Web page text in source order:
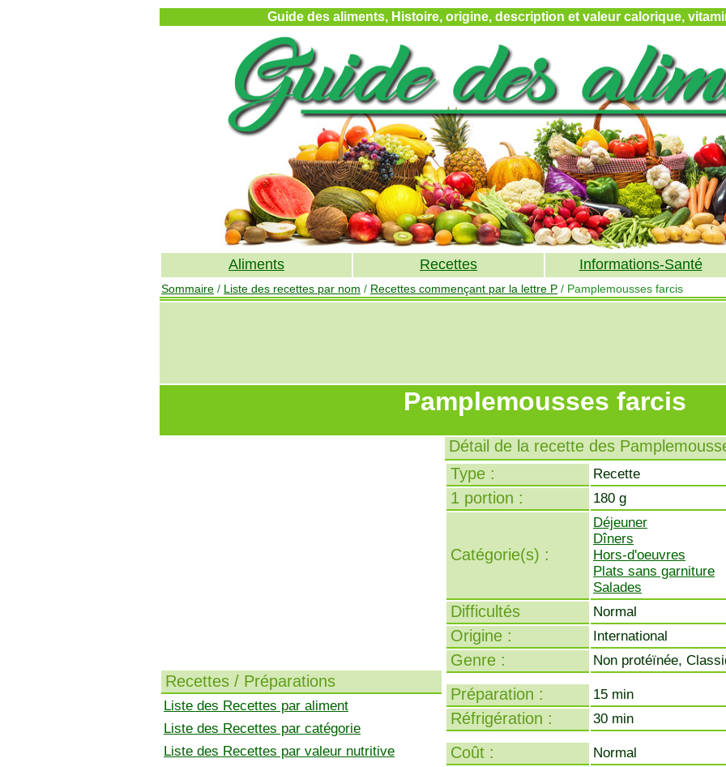
Guide des aliments, Histoire, origine, description et valeur calorique,
Aliments Recettes Informations-Santé
Sommaire / Liste des recettes par nom / Recettes commençant par la lettre P / Pamplemousses farcis
Pamplemousses farcis
Recettes / Préparations
Liste des Recettes par aliment
Liste des Recettes par catégorie
Liste des Recettes par valeur nutritive
Détail de la recette des
Type :
Recette
1 portion : 180 g
Catégorie(s) :
Déjeuner
Dîners
Hors-d'oeuvres
Plats sans garniture
Salades
Difficultés Normal
Origine : International
Genre : Non protéïnée,
Préparation : 15 min
Réfrigération : 30 min
Coût : Normal